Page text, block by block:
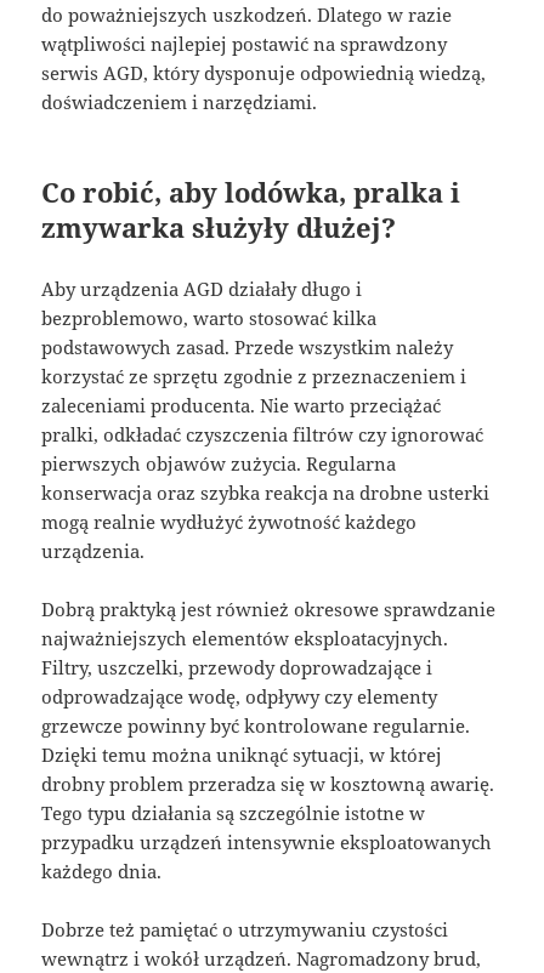
do poważniejszych uszkodzeń. Dlatego w razie
wątpliwości najlepiej postawić na sprawdzony
serwis AGD, który dysponuje odpowiednią wiedzą,
doświadczeniem i narzędziami.
Co robić, aby lodówka, pralka i
zmywarka służyły dłużej?
Aby urządzenia AGD działały długo i
bezproblemowo, warto stosować kilka
podstawowych zasad. Przede wszystkim należy
korzystać ze sprzętu zgodnie z przeznaczeniem i
zaleceniami producenta. Nie warto przeciążać
pralki, odkładać czyszczenia filtrów czy ignorować
pierwszych objawów zużycia. Regularna
konserwacja oraz szybka reakcja na drobne usterki
mogą realnie wydłużyć żywotność każdego
urządzenia.
Dobrą praktyką jest również okresowe sprawdzanie
najważniejszych elementów eksploatacyjnych.
Filtry, uszczelki, przewody doprowadzające i
odprowadzające wodę, odpływy czy elementy
grzewcze powinny być kontrolowane regularnie.
Dzięki temu można uniknąć sytuacji, w której
drobny problem przeradza się w kosztowną awarię.
Tego typu działania są szczególnie istotne w
przypadku urządzeń intensywnie eksploatowanych
każdego dnia.
Dobrze też pamiętać o utrzymywaniu czystości
wewnątrz i wokół urządzeń. Nagromadzony brud,